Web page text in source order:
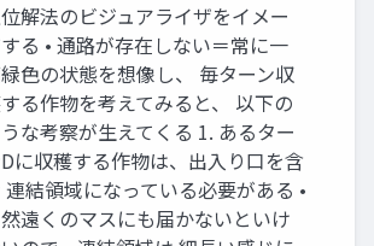
解法のビジュアライザをイメー
る • 通路が存在しない＝常に一
色の状態を想像し、 毎ターン収
る作物を考えてみると、 以下の
な考察が生えてくる 1. あるター
に収穫する作物は、出入り口を含
連結領域になっている必要がある •
遠くのマスにも届かないといけ